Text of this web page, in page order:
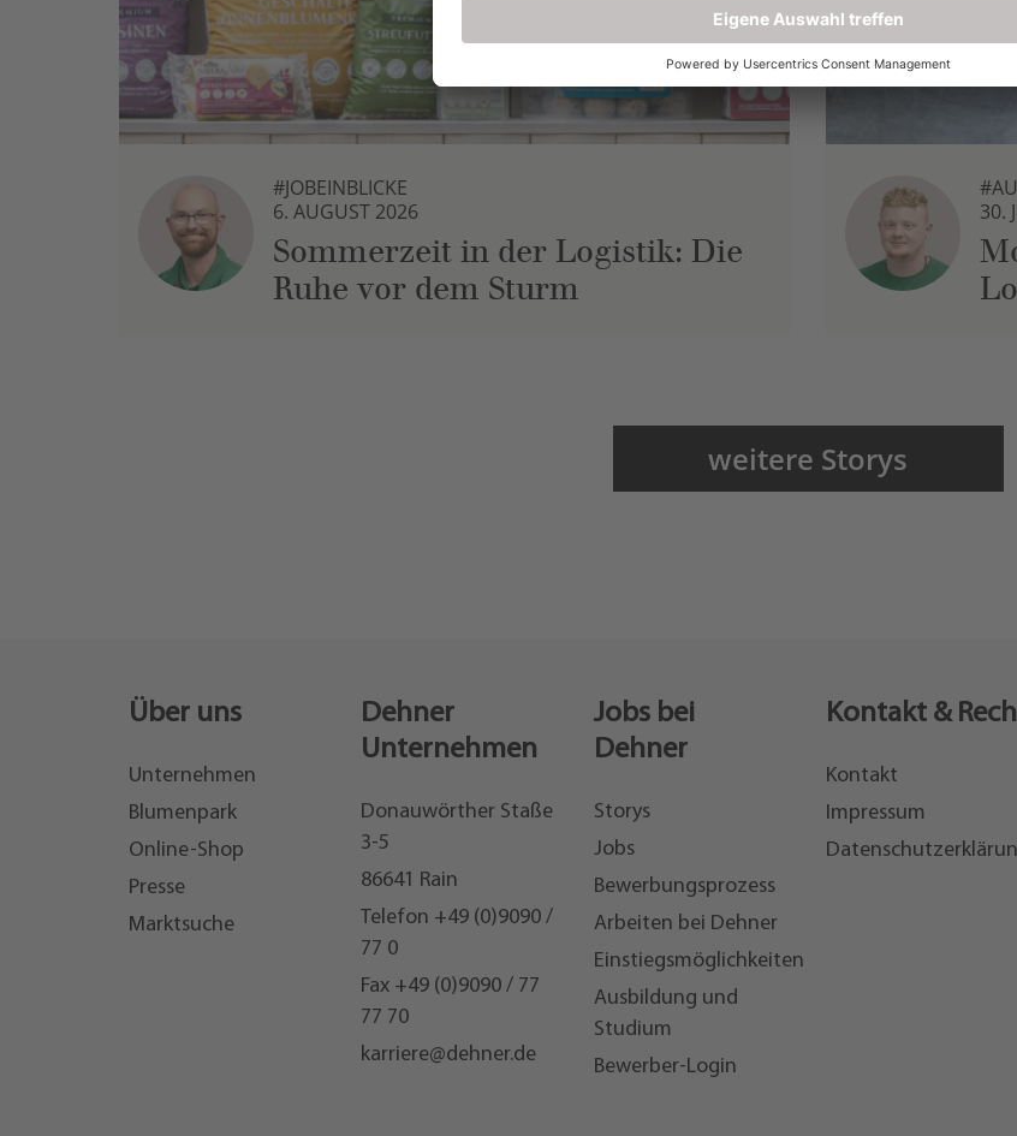
#JOBEINBLICKE
6. AUGUST 2026
Sommerzeit in der Logistik: Die
Ruhe vor dem Sturm
30.
weitere Storys
Über uns
Unternehmen
Blumenpark
Online-Shop
Presse
Marktsuche
Dehner
Unternehmen
Donauwörther Staße
3-5
86641 Rain
Telefon +49 (0)9090 /
77 0
Fax +49 (0)9090 / 77
77 70
karriere@dehner.de
Jobs bei
Dehner
Storys
Jobs
Bewerbungsprozess
Arbeiten bei Dehner
Einstiegsmöglichkeiten
Ausbildung und
Studium
Bewerber-Login
Kontakt &
Kontakt
Impressum